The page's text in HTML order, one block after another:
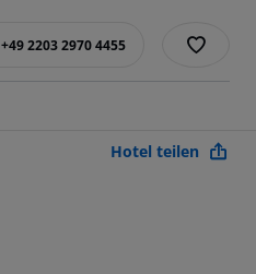
+49 2203 2970 4455
Hotel teilen